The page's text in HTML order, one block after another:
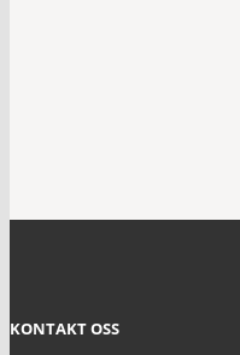
KONTAKT OSS